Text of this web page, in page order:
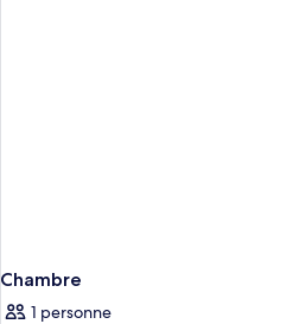
Chambre
1 personne